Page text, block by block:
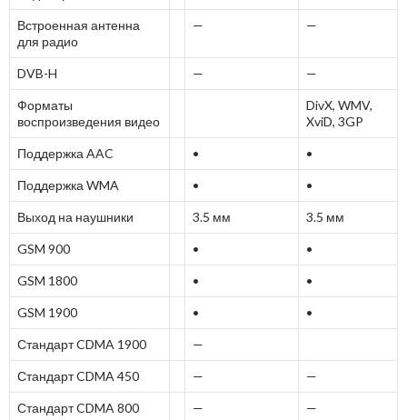
Встроенная антенна
для радио
— —
DVB-H — —
Форматы
воспроизведения видео
DivX, WMV,
XviD, 3GP
Поддержка AAC • •
Поддержка WMA • •
Выход на наушники 3.5 мм 3.5 мм
GSM 900 • •
GSM 1800 • •
GSM 1900 • •
Стандарт CDMA 1900 —
Стандарт CDMA 450 — —
Стандарт CDMA 800 — —